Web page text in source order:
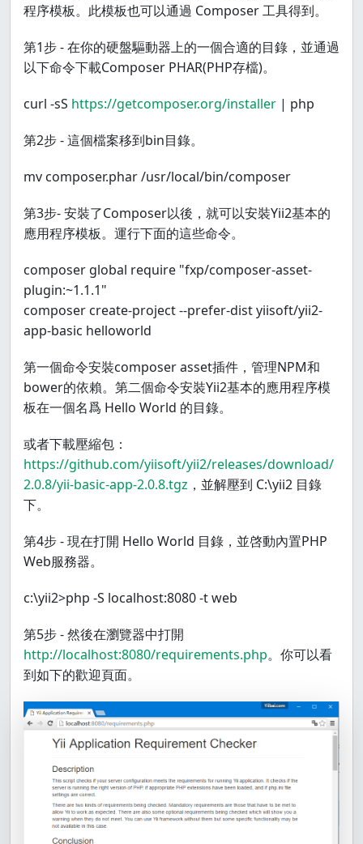
程序模板。此模板也可以通過 Composer 工具得到。
第1步 - 在你的硬盤驅動器上的一個合適的目錄，並通過
以下命令下載Composer PHAR(PHP存檔)。
curl -sS https://getcomposer.org/installer | php
第2步 - 這個檔案移到bin目錄。
mv composer.phar /usr/local/bin/composer
第3步- 安裝了Composer以後，就可以安裝Yii2基本的
應用程序模板。運行下面的這些命令。
composer global require "fxp/composer-asset-
plugin:~1.1.1"
composer create-project --prefer-dist yiisoft/yii2-
app-basic helloworld
第一個命令安裝composer asset插件，管理NPM和
bower的依賴。第二個命令安裝Yii2基本的應用程序模
板在一個名爲 Hello World 的目錄。
或者下載壓縮包：
https://github.com/yiisoft/yii2/releases/download/
2.0.8/yii-basic-app-2.0.8.tgz ，並解壓到 C:\yii2 目錄
下。
第4步 - 現在打開 Hello World 目錄，並啓動內置PHP
Web服務器。
c:\yii2>php -S localhost:8080 -t web
第5步 - 然後在瀏覽器中打開
http://localhost:8080/requirements.php。你可以看
到如下的歡迎頁面。